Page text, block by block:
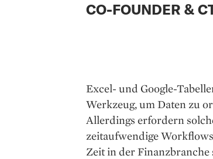
CO-FOUNDER &
Excel- und Google-
Werkzeug, um Daten zu
Allerdings erfordern
zeitaufwendige
Zeit in der